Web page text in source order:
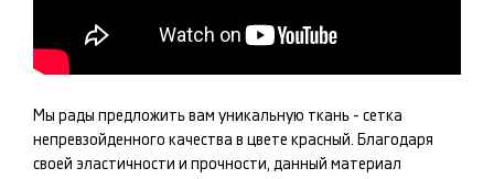
Мы рады предложить вам уникальную ткань - сетка
непревзойденного качества в цвете красный. Благодаря
своей эластичности и прочности, данный материал